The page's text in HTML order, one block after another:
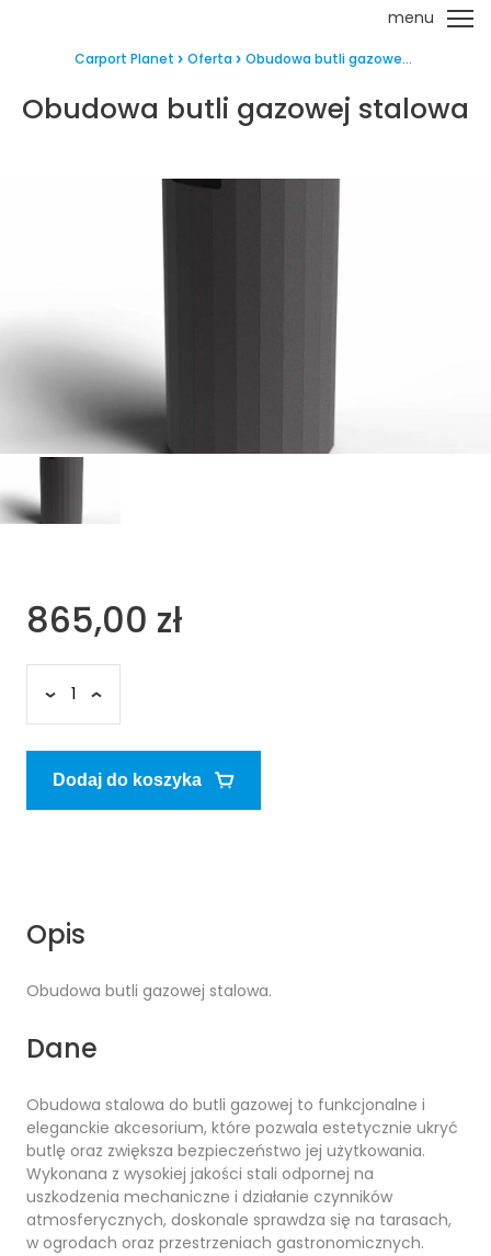
menu
Carport Planet Oferta Obudowa butli gazowe...
Obudowa butli gazowej stalowa
865,00 zł
Dodaj do koszyka
Opis
Obudowa butli gazowej stalowa.
Dane
Obudowa stalowa do butli gazowej to funkcjonalne i
eleganckie akcesorium, które pozwala estetycznie ukryć
butlę oraz zwiększa bezpieczeństwo jej użytkowania.
Wykonana z wysokiej jakości stali odpornej na
uszkodzenia mechaniczne i działanie czynników
atmosferycznych, doskonale sprawdza się na tarasach,
w ogrodach oraz przestrzeniach gastronomicznych.